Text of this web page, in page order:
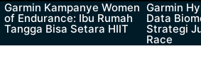
Garmin Kampanye Women
of Endurance: Ibu Rumah
Tangga Bisa Setara HIIT
Garmin
Data
Strategi
Race